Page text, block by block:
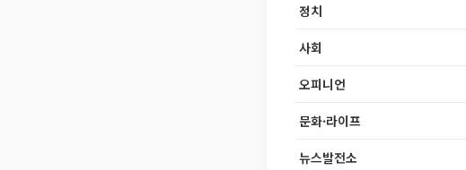
정치
사회
오피니언
문화·라이프
뉴스발전소